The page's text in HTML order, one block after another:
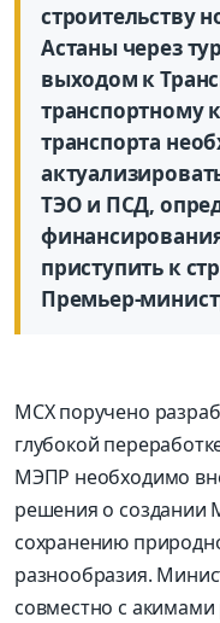
строительству
Астаны через
выходом к
транспортному
транспорта
ТЭО и ПСД,
приступить к
Премьер-
МСХ поручено
глубокой
МЭПР необходимо
решения о создании
сохранению
разнообразия.
совместно с акимами